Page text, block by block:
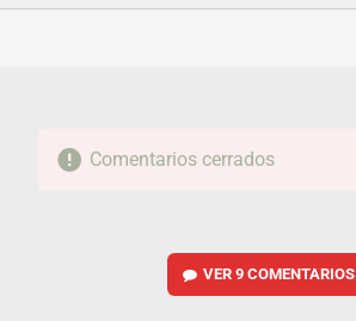
FACEBOOKTWITTERFLIPBOARD
E-
WHATSAPP
Comentarios cerrados
VER9 COMENTARIOS